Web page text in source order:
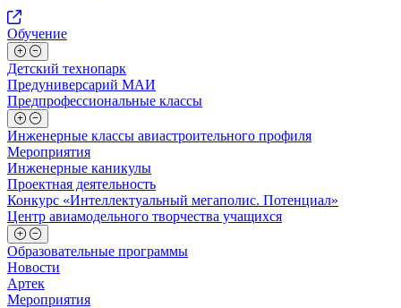
Обучение
Детский технопарк
Предуниверсарий МАИ
Предпрофессиональные классы
Инженерные классы авиастроительного профиля
Мероприятия
Инженерные каникулы
Проектная деятельность
Конкурс «Интеллектуальный мегаполис. Потенциал»
Центр авиамодельного творчества учащихся
Образовательные программы
Новости
Артек
Мероприятия